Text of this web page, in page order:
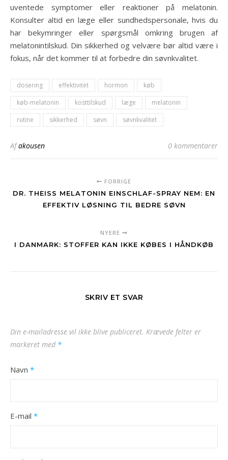
uventede symptomer eller reaktioner på melatonin.
Konsulter altid en læge eller sundhedspersonale, hvis du
har bekymringer eller spørgsmål omkring brugen af
melatonintilskud. Din sikkerhed og velvære bør altid være i
fokus, når det kommer til at forbedre din søvnkvalitet.
dosering effektivitet hormon
køb
køb-melatonin
kosttilskud læge
melatonin
rutine
sikkerhed søvn søvnkvalitet
Afakousen 0 kommentarer
FORRIGE
DR. THEISS MELATONIN EINSCHLAF-SPRAY NEM: EN
EFFEKTIV LØSNING TIL BEDRE SØVN
NYERE
I DANMARK: STOFFER KAN IKKE KØBES I HÅNDKØB
SKRIV ET SVAR
Din e-mailadresse vil ikke blive publiceret. Krævede felter er
markeret med *
Navn *
E-mail *